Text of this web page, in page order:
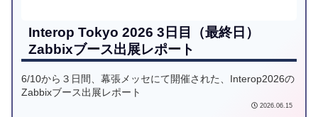
Interop Tokyo 2026 3日目（最終日）
Zabbixブース出展レポート
6/10から３日間、幕張メッセにて開催された、Interop2026の
Zabbixブース出展レポート
2026.06.15